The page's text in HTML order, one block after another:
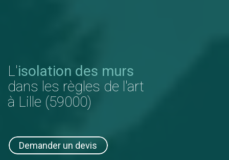
L'isolation des murs
dans les règles de l'art
à Lille (59000)
Demander un devis